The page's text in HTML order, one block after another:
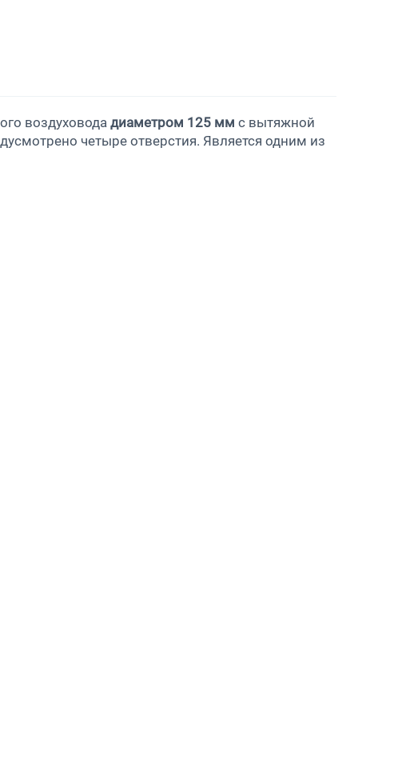
воздуховода диаметром 125 мм с вытяжной
четыре отверстия. Является одним из